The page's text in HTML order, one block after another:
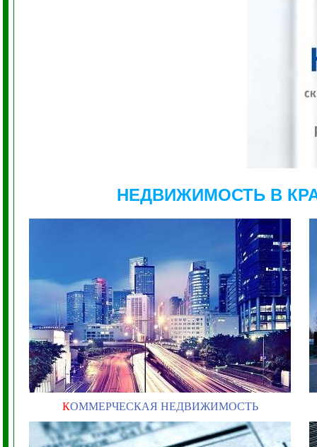
НЕДВИЖИМОСТЬ В
КОММЕРЧЕСКАЯ НЕДВИЖИМОСТЬ